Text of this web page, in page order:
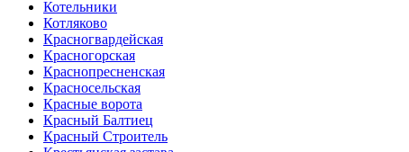
Котельники
Котляково
Красногвардейская
Красногорская
Краснопресненская
Красносельская
Красные ворота
Красный Балтиец
Красный Строитель